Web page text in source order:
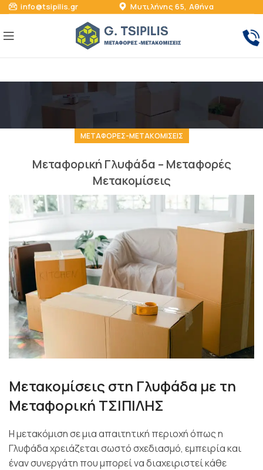
info@tsipilis.gr Μυτιλήνης 65, Αθήνα
ΜΕΤΑΦΟΡΕΣ-ΜΕΤΑΚΟΜΙΣΕΙΣ
Μεταφορική Γλυφάδα – Μεταφορές
Μετακομίσεις
Μετακομίσεις στη Γλυφάδα με τη
Μεταφορική ΤΣΙΠΙΛΗΣ
Η μετακόμιση σε μια απαιτητική περιοχή όπως η
Γλυφάδα χρειάζεται σωστό σχεδιασμό, εμπειρία και
έναν συνεργάτη που μπορεί να διαχειριστεί κάθε